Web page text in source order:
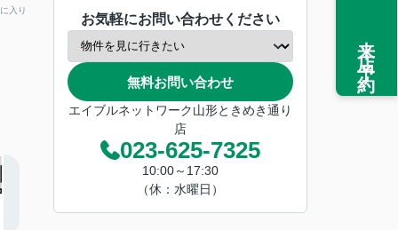
入り
お気軽にお問い合わせください
無料お問い合わせ
エイブルネットワーク山形ときめき通り
店
023-625-7325
10:00～17:30
（休：水曜日）
来店予約